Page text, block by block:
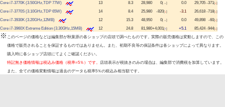
Core i7-3770K (3.50GHz,TDP 77W) 13 8.3 28,980 0[→] 0.0 29,705 -371[↓ ]
Core i7-3770S (3.10GHz,TDP 65W) 14 8.4 25,980 -820[↓ ] -3.1 26,618 -718[↓ ]
Core i7-3930K (3.20GHz,12MB) 12 15.3 48,950 0[→] 0.0 49,898 -60[↓ ]
Core i7-3960X Extreme Edition (3.30GHz,15MB) 12 24.8 81,980+4,001[↑ ] +5.1 85,424 -944[↓ ]
※ このページの価格などは編集部が秋葉原の各ショップの店頭で調べたものです。実際の販売価格は変動しますので、この
価格で販売されることを保証するものではありません。また、初期不良等の保証条件は各ショップによって異なります。
購入時に各ショップ店頭にてよくご確認ください。
特記無き価格情報は税込み価格（税率=5％）です。
店頭表示が税抜きのみの場合は、編集部で消費税を加算しています。
また、全ての価格変動情報は過去のデータも税率5％の税込み相当額です。